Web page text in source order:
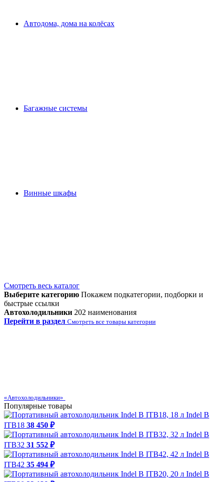
Автодома, дома на колёсах
Багажные системы
Винные шкафы
Смотреть весь каталог
Выберите категорию Покажем подкатегории, подборки и
быстрые ссылки
Автохолодильники 202 наименования
Перейти в раздел Смотреть все товары категории
«Автохолодильники»
Популярные товары
Indel B
ITB18 38 450 ₽
Indel B
ITB32 31 552 ₽
Indel B
ITB42 35 494 ₽
Indel B